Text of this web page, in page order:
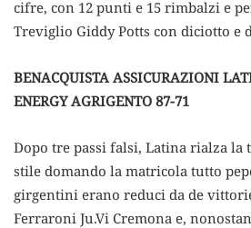
cifre, con 12 punti e 15 rimbalzi e
Treviglio Giddy Potts con diciotto e
BENACQUISTA ASSICURAZIONI
ENERGY AGRIGENTO 87-71
Dopo tre passi falsi, Latina rialza la
stile domando la matricola tutto
girgentini erano reduci da de
Ferraroni Ju.Vi Cremona e,